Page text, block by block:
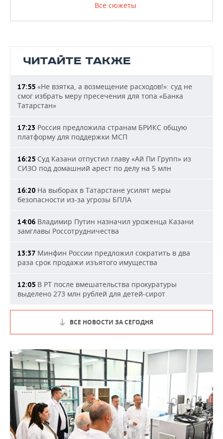
Все сюжеты
ЧИТАЙТЕ ТАКЖЕ
17:55 «Не взятка, а возмещение расходов!»: суд не
смог избрать меру пресечения для топа «Банка
Татарстан»
17:23 Россия предложила странам БРИКС общую
платформу для поддержки МСП
16:25 Суд Казани отпустил главу «Ай Пи Групп» из
СИЗО под домашний арест по делу на 5 млн
16:20 На выборах в Татарстане усилят меры
безопасности из-за угрозы БПЛА
14:06 Владимир Путин назначил уроженца Казани
замглавы Россотрудничества
13:37 Минфин России предложил сократить в два
раза срок продажи изъятого имущества
12:05 В РТ после вмешательства прокуратуры
выделено 273 млн рублей для детей-сирот
ВСЕ НОВОСТИ ЗА СЕГОДНЯ